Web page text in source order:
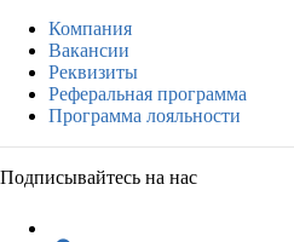
Компания
Вакансии
Реквизиты
Реферальная программа
Программа лояльности
Подписывайтесь на нас